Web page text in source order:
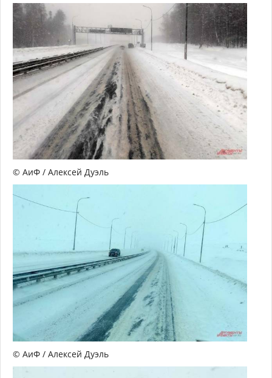
© АиФ / Алексей Дуэль
© АиФ / Алексей Дуэль